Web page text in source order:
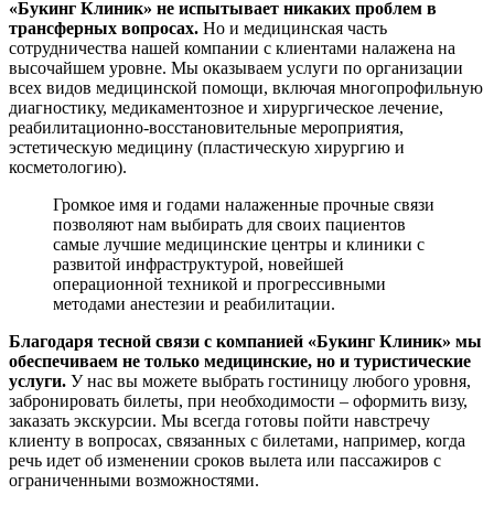
«Букинг Клиник» не испытывает никаких проблем в
трансферных вопросах. Но и медицинская часть
сотрудничества нашей компании с клиентами налажена на
высочайшем уровне. Мы оказываем услуги по организации
всех видов медицинской помощи, включая многопрофильную
диагностику, медикаментозное и хирургическое лечение,
реабилитационно-восстановительные мероприятия,
эстетическую медицину (пластическую хирургию и
косметологию).
Громкое имя и годами налаженные прочные связи
позволяют нам выбирать для своих пациентов
самые лучшие медицинские центры и клиники с
развитой инфраструктурой, новейшей
операционной техникой и прогрессивными
методами анестезии и реабилитации.
Благодаря тесной связи с компанией «Букинг Клиник» мы
обеспечиваем не только медицинские, но и туристические
услуги. У нас вы можете выбрать гостиницу любого уровня,
забронировать билеты, при необходимости – оформить визу,
заказать экскурсии. Мы всегда готовы пойти навстречу
клиенту в вопросах, связанных с билетами, например, когда
речь идет об изменении сроков вылета или пассажиров с
ограниченными возможностями.